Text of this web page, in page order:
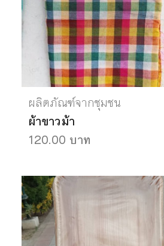
ผลิตภัณฑ์จากชุมชน
ผ้าขาวม้า
120.00 บาท